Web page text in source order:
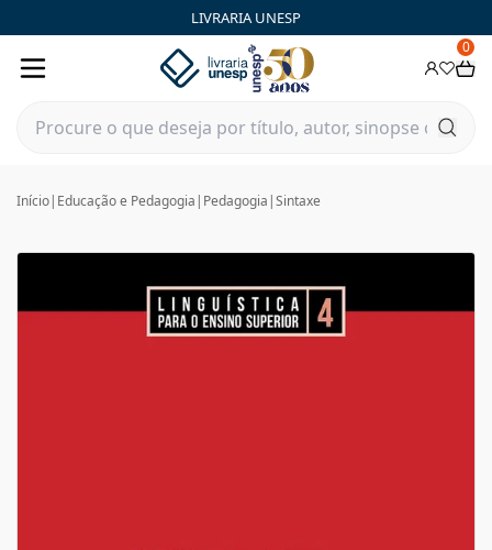
LIVRARIA UNESP
0
Início| Educação e Pedagogia | Pedagogia |Sintaxe